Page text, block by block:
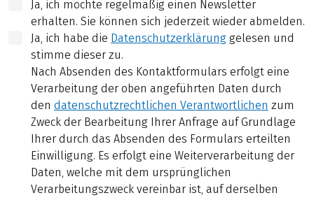
Ja, ich möchte regelmäßig einen Newsletter
erhalten. Sie können sich jederzeit wieder abmelden.
Ja, ich habe die Datenschutzerklärung gelesen und
stimme dieser zu.
Nach Absenden des Kontaktformulars erfolgt eine
Verarbeitung der oben angeführten Daten durch
den datenschutzrechtlichen Verantwortlichen zum
Zweck der Bearbeitung Ihrer Anfrage auf Grundlage
Ihrer durch das Absenden des Formulars erteilten
Einwilligung. Es erfolgt eine Weiterverarbeitung der
Daten, welche mit dem ursprünglichen
Verarbeitungszweck vereinbar ist, auf derselben